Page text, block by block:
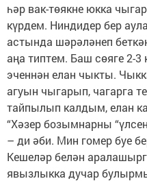
һәр вак-төякне юкка
күрдем. Ниндидер бер
астында шәрәләнеп
аңа типтем. Баш сөяге 2-
эченнән елан чыкты.
агуын чыгарып, чагарга
тайпылып калдым, елан
“Хәзер бозымнарны
– ди әби. Мин гомер буе
Кешеләр белән
явызлыкка дучар